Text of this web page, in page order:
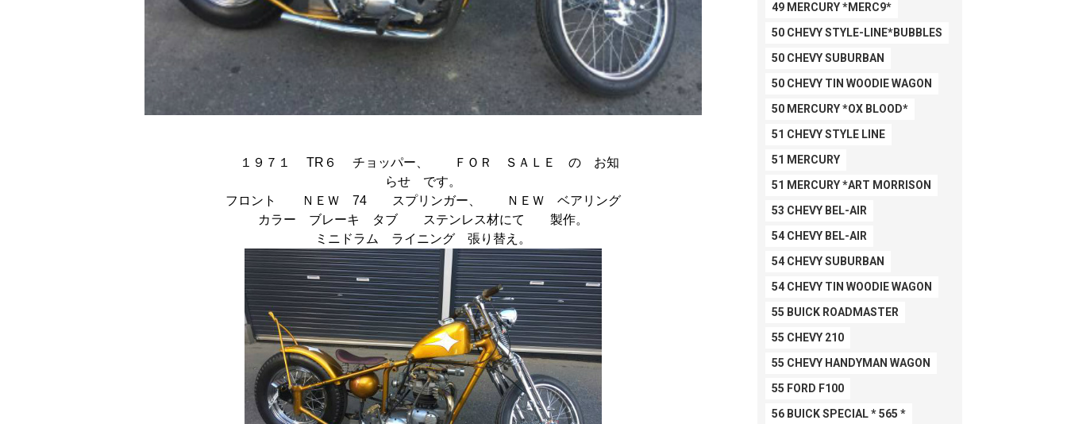
１９７１ TR６ チョッパー、 ＦＯＲ ＳＡＬＥ の お知
らせ です。
フロント ＮＥＷ 74 スプリンガー、 ＮＥＷ ベアリング
カラー ブレーキ タブ ステンレス材にて 製作。
ミニドラム ライニング 張り替え。
49 MERCURY *MERC9*
50 CHEVY STYLE-LINE*BUBBLES
50 CHEVY SUBURBAN
50 CHEVY TIN WOODIE WAGON
50 MERCURY *OX BLOOD*
51 CHEVY STYLE LINE
51 MERCURY
51 MERCURY *ART MORRISON
53 CHEVY BEL-AIR
54 CHEVY BEL-AIR
54 CHEVY SUBURBAN
54 CHEVY TIN WOODIE WAGON
55 BUICK ROADMASTER
55 CHEVY 210
55 CHEVY HANDYMAN WAGON
55 FORD F100
56 BUICK SPECIAL * 565 *